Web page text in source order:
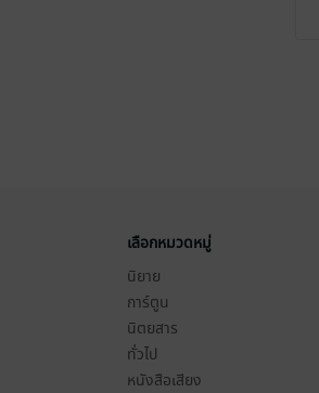
เลือกหมวดหมู่
นิยาย
การ์ตูน
นิตยสาร
ทั่วไป
หนังสือเสียง